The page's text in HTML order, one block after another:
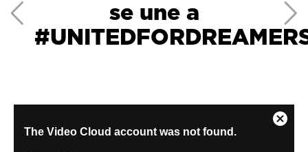
Previous
se une a